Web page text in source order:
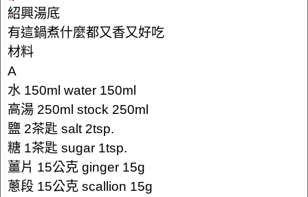
紹興湯底
有這鍋煮什麼都又香又好吃
材料
A
水 150ml water 150ml
高湯 250ml stock 250ml
鹽 2茶匙 salt 2tsp.
糖 1茶匙 sugar 1tsp.
薑片 15公克 ginger 15g
蔥段 15公克 scallion 15g